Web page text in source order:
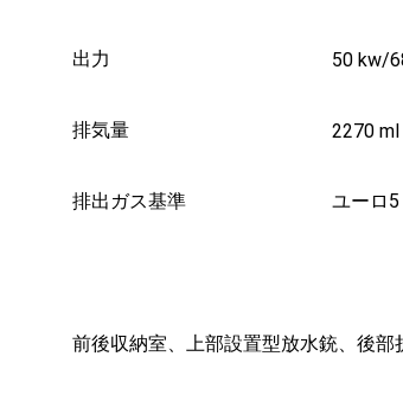
出力 50 kw/
排気量 2270 ml
排出ガス基準 ユーロ5
前後収納室、上部設置型放水銃、後